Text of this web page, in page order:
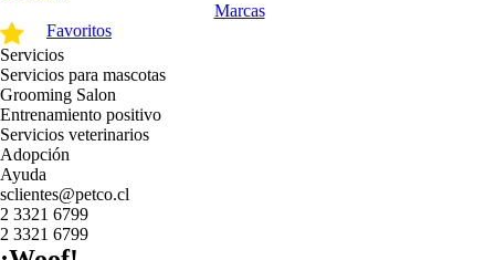
Marcas
Favoritos
Servicios
Servicios para mascotas
Grooming Salon
Entrenamiento positivo
Servicios veterinarios
Adopción
Ayuda
sclientes@petco.cl
2 3321 6799
2 3321 6799